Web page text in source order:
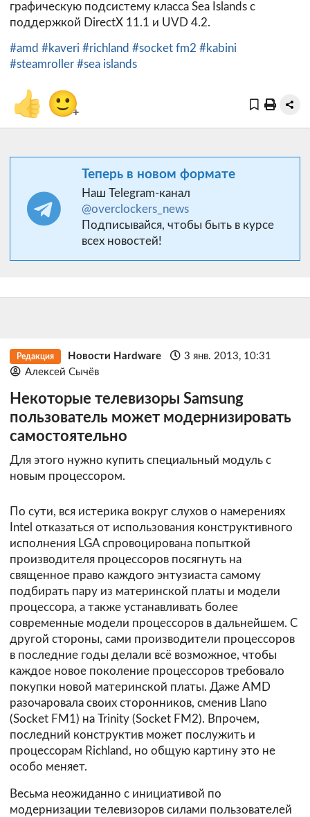
графическую подсистему класса Sea Islands с
поддержкой DirectX 11.1 и UVD 4.2.
#amd #kaveri #richland #socket fm2 #kabini
#steamroller #sea islands
👍 🙂+
Теперь в новом формате
Наш Telegram-канал
@overclockers_news
Подписывайся, чтобы быть в курсе
всех новостей!
Редакция Новости Hardware
3 янв. 2013, 10:31
Алексей Сычёв
Некоторые телевизоры Samsung
пользователь может модернизировать
самостоятельно
Для этого нужно купить специальный модуль с
новым процессором.
По сути, вся истерика вокруг слухов о намерениях
Intel отказаться от использования конструктивного
исполнения LGA спровоцирована попыткой
производителя процессоров посягнуть на
священное право каждого энтузиаста самому
подбирать пару из материнской платы и модели
процессора, а также устанавливать более
современные модели процессоров в дальнейшем. С
другой стороны, сами производители процессоров
в последние годы делали всё возможное, чтобы
каждое новое поколение процессоров требовало
покупки новой материнской платы. Даже AMD
разочаровала своих сторонников, сменив Llano
(Socket FM1) на Trinity (Socket FM2). Впрочем,
последний конструктив может послужить и
процессорам Richland, но общую картину это не
особо меняет.
Весьма неожиданно с инициативой по
модернизации телевизоров силами пользователей